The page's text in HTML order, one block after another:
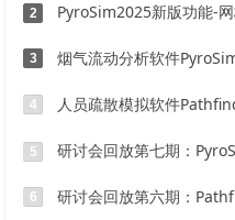
PyroSim2025新版功能-